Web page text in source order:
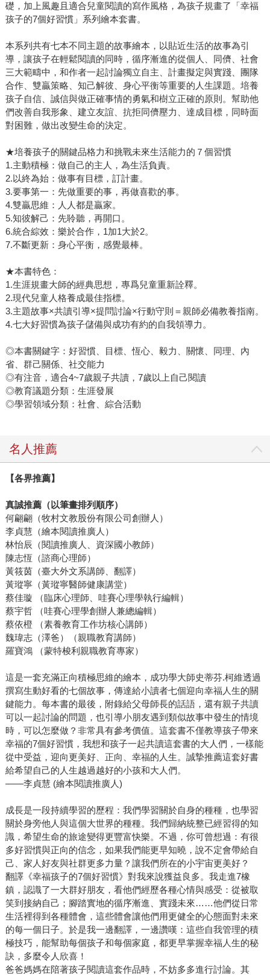
礎，加上風趣且適合兒童閱讀的寫作風格，為孩子規畫了「幸福
孩子的7個好習慣」系列繪本套書。
本系列共有七本不同主題的故事繪本，以貼近生活的故事為引
導，讓孩子在輕鬆閱讀的同時，循序漸進的從個人、同儕、社會
三大範疇中，和作者一起討論獨立自主、計畫擬定與實踐、團隊
合作、雙贏策略、知己解彼、身心平衡等重要的人生課題。培養
孩子自信、誠信與做正確事情的勇氣和樹立正確的原則。幫助他
們改善自我形象、建立友誼、抗拒同儕壓力、達成目標，同時面
對困難，做出改變生命的決定。
★培養孩子的關鍵品格力和挑戰未來生活能力的７個習慣
1.主動積極：做自己的主人，為生活負責。
2.以終為始：做事有目標，訂計畫。
3.要事第一：先做重要的事，再做喜歡的事。
4.雙贏思維：人人都是贏家。
5.知彼解己：先聆聽，再開口。
6.統合綜效：樂於合作，1加1大於2。
7.不斷更新：身心平衡，感覺最棒。
★本書特色：
1.生涯規畫大師的經典思想，專爲兒童重新詮釋。
2.現代兒童人格養成最佳指標。
3.主題故事×共讀引導×提問討論×行動守則＝親師必備教養指南。
4.七大好習慣為孩子儲備與成功有約的自我領導力。
◎本書關鍵字：好習慣、目標、恆心、毅力、關懷、同理、內
省、群己關係、社交能力
◎有注音，適合4~7歲親子共讀，7歲以上自己閱讀
◎教育議題分類：生涯發展
◎學習領域分類：社會、綜合活動
名人推薦
【各界推薦】
真誠推薦（以筆畫排列順序）
何翩翩（牧村文教股份有限公司創辦人）
李貞慧（繪本閱讀推廣人）
林怡辰（閱讀推廣人、資深國小教師）
陳志恆（諮商心理師）
黃筱茵（臺大外文系講師、翻譯）
黃瑽寧（黃瑽寧醫師健康講堂）
蔡佳璇 （臨床心理師、哇賽心理學執行編輯）
蔡宇哲 （哇賽心理學創辦人兼總編輯）
蔡依橙 （素養教育工作坊核心講師）
魏瑋志（澤爸）（親職教育講師）
羅寶鴻 （蒙特梭利親職教育專家）
這是一套充滿正向積極思維的繪本，成功學大師史蒂芬.柯維透過
撰寫生動好看的七個故事，傳達給小讀者七個迎向幸福人生的關
鍵能力。每本書的最後，附錄給父母師長的話語，還有親子共讀
可以一起討論的問題，也引導小朋友遇到類似故事中發生的情境
時，可以怎麼做？非常具有參考價值。這套書不僅教導孩子帶來
幸福的7個好習慣，我想和孩子一起共讀這套書的大人們，一樣能
從中受益，迎向更美好、正向、幸福的人生。誠摯推薦這套好書
給希望自己的人生越過越好的小孩和大人們。
——李貞慧 (繪本閱讀推廣人)
成長是一段持續學習的歷程：我們學習關於自身的種種，也學習
關於身旁他人與這個大世界的種種。我們歸納統整已經習得的知
識，希望生命的旅途變得更豐富快樂。不過，你可曾想過：有很
多好習慣與正向的信念，如果我們能更早知曉，說不定會帶給自
己、家人好友與社群更多力量？讓我們所在的小宇宙更美好？
翻譯《幸福孩子的7個好習慣》對我來說獲益良多。我走進7橡
鎮，認識了一大群好朋友，看他們經歷各種心情與感受：從被取
笑到接納自己；腳踏實地的循序漸進、實踐未來……他們從日常
生活裡得到各種體會，這些體會讓他們用更健全的心態面對未來
的每一個日子。於是我一邊翻譯，一邊讚嘆：這些自我管理的積
極技巧，能幫助每個孩子和每個家庭，都更早掌握幸福人生的秘
訣，多麼令人欣喜！
爸爸媽媽在陪著孩子閱讀這套作品時，不妨多多進行討論。其